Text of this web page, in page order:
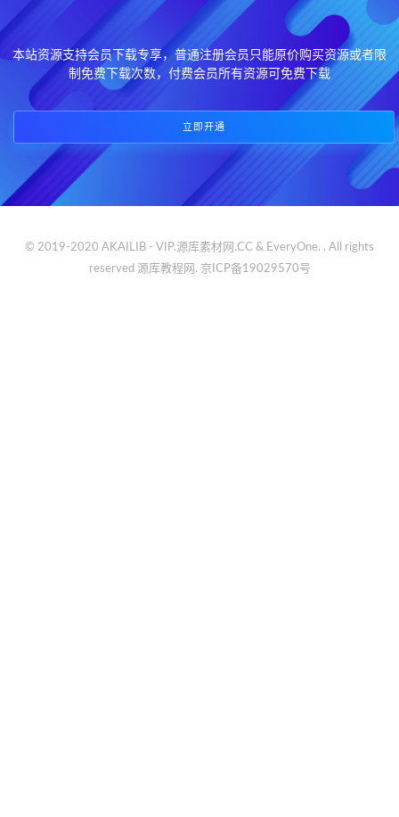
本站资源支持会员下载专享，普通注册会员只能原价购买资源或者限
制免费下载次数，付费会员所有资源可免费下载
立即开通
© 2019-2020 AKAILIB - VIP.源库素材网.CC & EveryOne. . All rights
reserved 源库教程网. 京ICP备19029570号